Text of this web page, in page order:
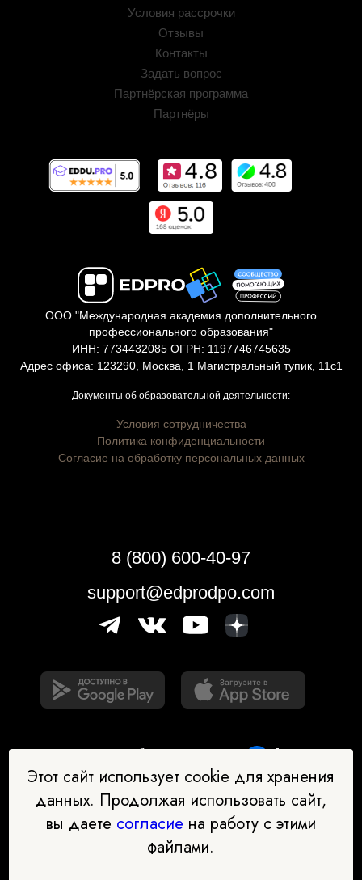
Условия рассрочки
Отзывы
Контакты
Задать вопрос
Партнёрская программа
Партнёры
Наш бот-помощник в выборе
ООО "Международная академия дополнительного
профессионального образования"
ИНН: 7734432085 ОГРН: 1197746745635
Адрес офиса: 123290, Москва, 1 Магистральный тупик, 11с1
Документы об образовательной деятельности:
Условия сотрудничества
Политика конфиденциальности
Согласие на обработку персональных данных
8 (800) 600-40-97
support@edprodpo.com
Этот сайт использует cookie для хранения
данных. Продолжая использовать сайт,
вы даете согласие на работу с этими
файлами.